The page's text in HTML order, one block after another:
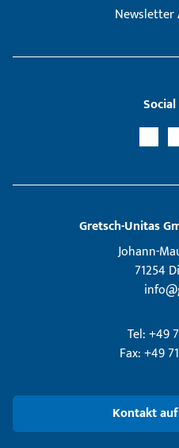
Newsletter
Gretsch­-Unitas
Johann-
71254
Tel: +49
Fax: +49
Kontakt